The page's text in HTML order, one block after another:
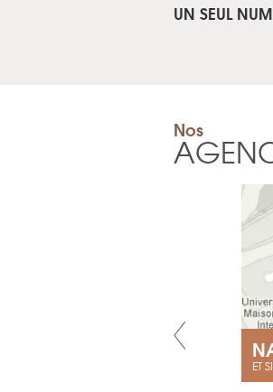
UN SEUL
Nos
ET